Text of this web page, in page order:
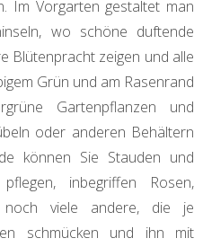
Im Vorgarten gestaltet man
wo schöne duftende
Blütenpracht zeigen und alle
Grün und am Rasenrand
Gartenpflanzen und
oder anderen Behältern
können Sie Stauden und
inbegriffen Rosen,
noch viele andere, die je
schmücken und ihn mit